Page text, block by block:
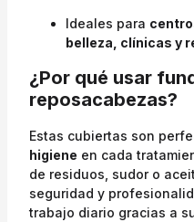
Ideales para
belleza, clínicas y
¿Por qué usar
reposacabezas?
Estas cubiertas son
higiene en cada
de residuos, sudor o
seguridad y
trabajo diario gracias a